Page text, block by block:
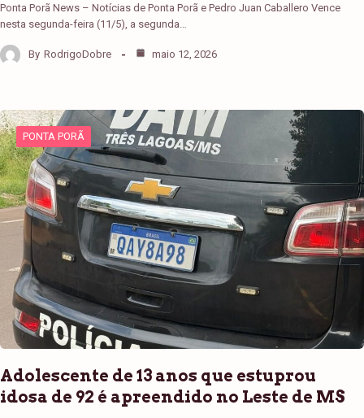
Ponta Porã News – Notícias de Ponta Porã e Pedro Juan Caballero Vence
nesta segunda-feira (11/5), a segunda…
By RodrigoDobre maio 12, 2026
PONTA PORÃ
Adolescente de 13 anos que estuprou
idosa de 92 é apreendido no Leste de MS